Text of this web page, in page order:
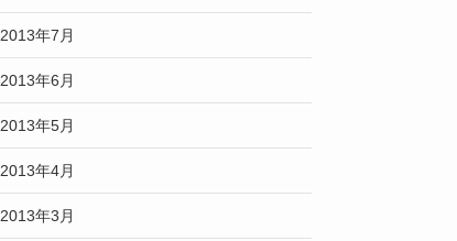
2013年7月
2013年6月
2013年5月
2013年4月
2013年3月